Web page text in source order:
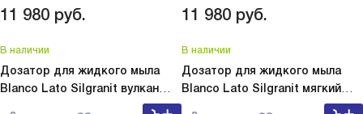
11 980 руб.
В наличии
Дозатор для жидкого мыла
Blanco Lato Silgranit вулкан
Lato Silgranit вулкан
11 980 руб.
В наличии
Дозатор для жидкого мыла
Blanco Lato Silgranit мягкий
Lato Silgranit мягкий